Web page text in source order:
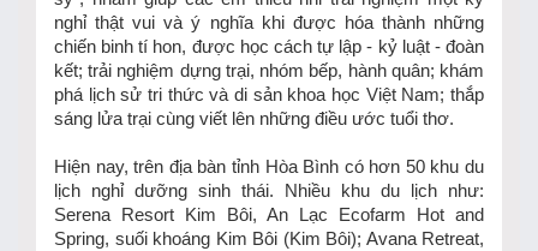
nghỉ thật vui và ý nghĩa khi được hóa thành những
chiến binh tí hon, được học cách tự lập - kỷ luật - đoàn
kết; trải nghiệm dựng trại, nhóm bếp, hành quân; khám
phá lịch sử tri thức và di sản khoa học Việt Nam; thắp
sáng lửa trại cùng viết lên những điều ước tuổi thơ.
Hiện nay, trên địa bàn tỉnh Hòa Bình có hơn 50 khu du
lịch nghỉ dưỡng sinh thái. Nhiều khu du lịch như:
Serena Resort Kim Bôi, An Lạc Ecofarm Hot and
Spring, suối khoáng Kim Bôi (Kim Bôi); Avana Retreat,